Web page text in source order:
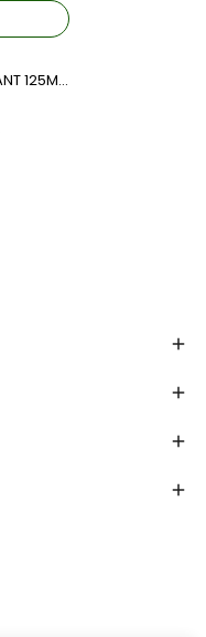
FİLTRE KAĞIDI SİYAH BANT 125MM 1PK.*100AD.